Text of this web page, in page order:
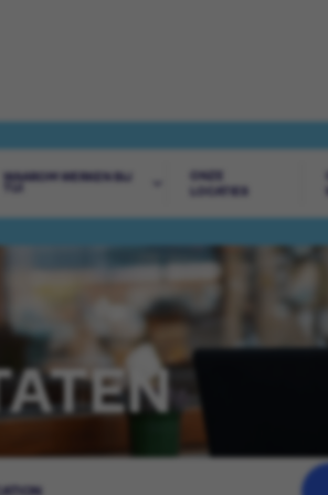
WAAROM WERKEN BIJ
ONZE